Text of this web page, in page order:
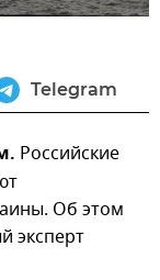
Telegram
Российские
Об этом
эксперт